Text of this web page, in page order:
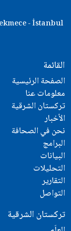
- İstanbul
القائمة
الصفحة الرئيسية
معلومات عنا
تركستان الشرقية
الأخبار
نحن في الصحافة
البرامج
البيانات
التحليلات
التقارير
التواصل
تركستان الشرقية